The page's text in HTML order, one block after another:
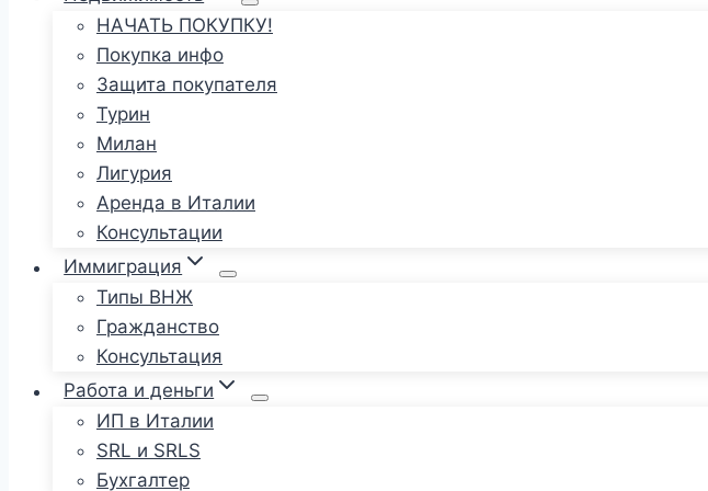
НАЧАТЬ ПОКУПКУ!
Покупка инфо
Защита покупателя
Турин
Милан
Лигурия
Аренда в Италии
Консультации
Иммиграция
Типы ВНЖ
Гражданство
Консультация
Работа и деньги
ИП в Италии
SRL и SRLS
Бухгалтер